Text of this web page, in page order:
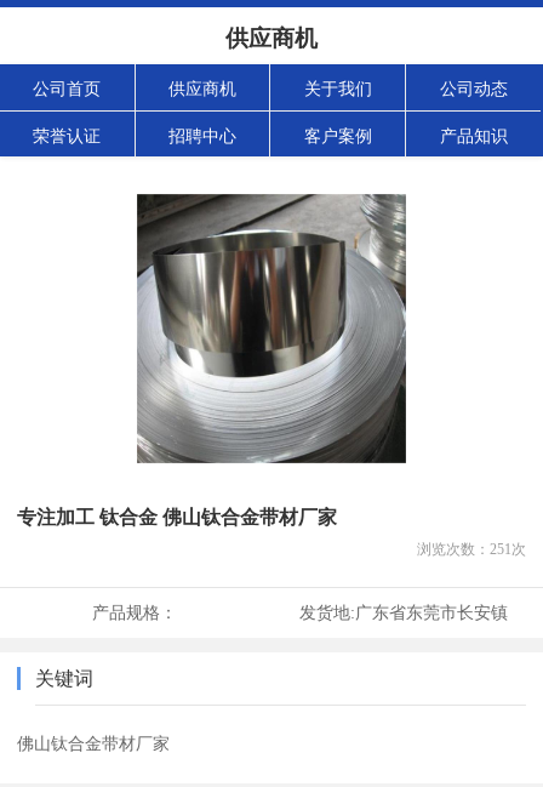
供应商机
公司首页 供应商机 关于我们 公司动态
荣誉认证 招聘中心 客户案例 产品知识
专注加工 钛合金 佛山钛合金带材厂家
浏览次数： 251次
产品规格： 发货地:广东省东莞市长安镇
关键词
佛山钛合金带材厂家